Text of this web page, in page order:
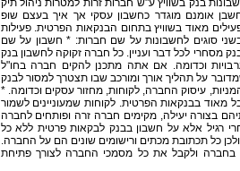
בנק בשוויץ ע"ש חברות זרות למטרות ניהול תיק
אומנם מוגדר כחשבון עסקי אך איך בעצם שופ
מאוד בשוויץ בתחום הבנקאות הפרטית. פעילות
סוגים לחשבונות על שם חברות: * חשבון על שם
מסחרי לכל דבר ועניין. כל חברה זקוקה לחשבון בנק
וכדומה. אם אתה מתכנן להקים חברה בחו"ל
על תהליך אורך ומורכב שבו תצטרך למסור לבנק
עיסוק החברה, לקוחות, מחזור עסקים וכדומה. *
בבנקאות הפרטית. לקוחות שמעוניינים לשמור
בצורה יעילה, מקימים חברה זרה ופותחים לחברה
רגיל אלא על חשבון בבנק לבקאות פרטית ללא כל
כל תכתובת מכתים ורישומים שונים הם על החברה.
בחברה ולקבל את כל מסמכי החברה לצורך פתיחת